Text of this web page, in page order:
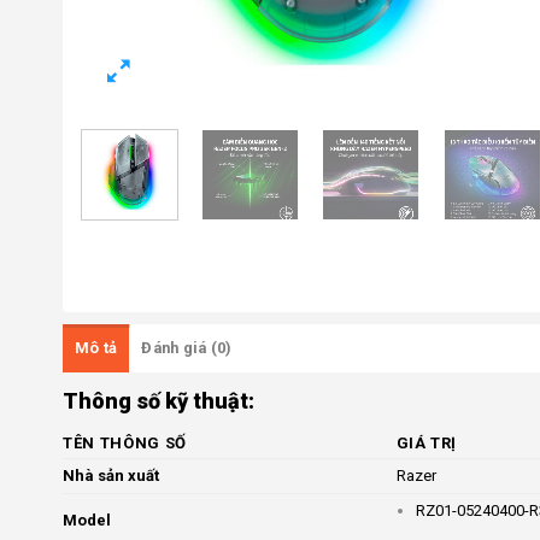
Mô tả Đánh giá (0)
Thông số kỹ thuật:
TÊN THÔNG SỐ
GIÁ TRỊ
Nhà sản xuất
Razer
Model
RZ01-05240400-